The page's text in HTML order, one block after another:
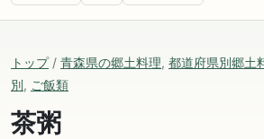
トップ/ 青森県の郷土料理, 都道府県別郷土
別, ご飯類
茶粥